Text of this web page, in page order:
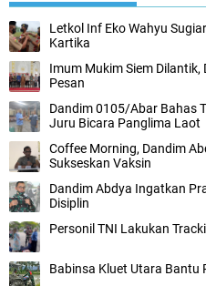
Letkol Inf Eko Wahyu
Kartika
Imum Mukim Siem
Pesan
Dandim 0105/Abar Bahas
Juru Bicara Panglima Laot
Coffee Morning, Dandim
Sukseskan Vaksin
Dandim Abdya Ingatkan
Disiplin
Personil TNI Lakukan
Babinsa Kluet Utara Bantu